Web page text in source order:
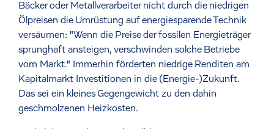
Bäcker oder Metallverarbeiter nicht durch die niedrigen
Ölpreisen die Umrüstung auf energiesparende Technik
versäumen: "Wenn die Preise der fossilen Energieträger
sprunghaft ansteigen, verschwinden solche Betriebe
vom Markt." Immerhin förderten niedrige Renditen am
Kapitalmarkt Investitionen in die (Energie-)Zukunft.
Das sei ein kleines Gegengewicht zu den dahin
geschmolzenen Heizkosten.